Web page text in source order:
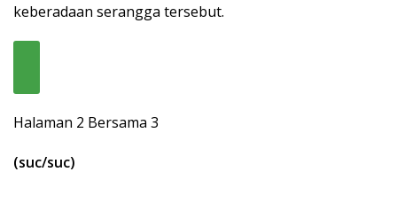
keberadaan serangga tersebut.
Halaman 2 Bersama 3
(suc/suc)